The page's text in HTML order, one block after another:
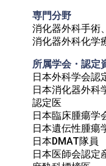
専門分野
消化器外科手術
消化器外科化学
日本外科学会認
日本消化器外科
認定医
日本臨床腫瘍学
日本遺伝性腫瘍
日本DMAT隊員
日本医師会認定